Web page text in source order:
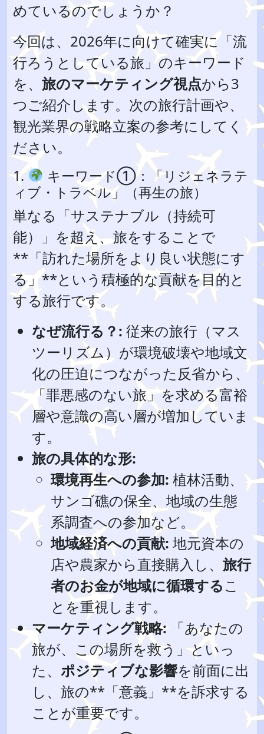
めているのでしょうか？
今回は、2026年に向けて確実に「流
行ろうとしている旅」のキーワード
を、 旅のマーケティング視点から3
つご紹介します。次の旅行計画や、
観光業界の戦略立案の参考にしてく
ださい。
1.
キーワード①：「リジェネラテ
ィブ・トラベル」（再生の旅）
単なる「サステナブル（持続可
能）」を超え、旅をすることで
**「訪れた場所をより良い状態にす
る」**という積極的な貢献を目的と
する旅行です。
なぜ流行る？: 従来の旅行（マス
ツーリズム）が環境破壊や地域文
化の圧迫につながった反省から、
「罪悪感のない旅」を求める富裕
層や意識の高い層が増加していま
す。
旅の具体的な形:
環境再生への参加: 植林活動、
サンゴ礁の保全、地域の生態
系調査への参加など。
地域経済への貢献: 地元資本の
店や農家から直接購入し、 旅行
者のお金が地域に循環するこ
とを重視します。
マーケティング戦略: 「あなたの
旅が、この場所を救う」といっ
た、 ポジティブな影響を前面に出
し、旅の**「意義」**を訴求する
ことが重要です。